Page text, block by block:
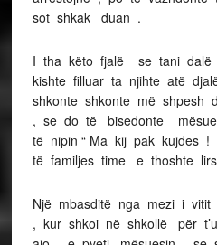
sot shkak duan .
I tha këto fjalë se tani dalë
kishte filluar ta njihte atë
shkonte shkonte më
, se do të bisedonte
të nipin “ Ma kij pak kujdes
të familjes time e thoshte
Një mbasditë nga mezi i
, kur shkoi në shkollë për